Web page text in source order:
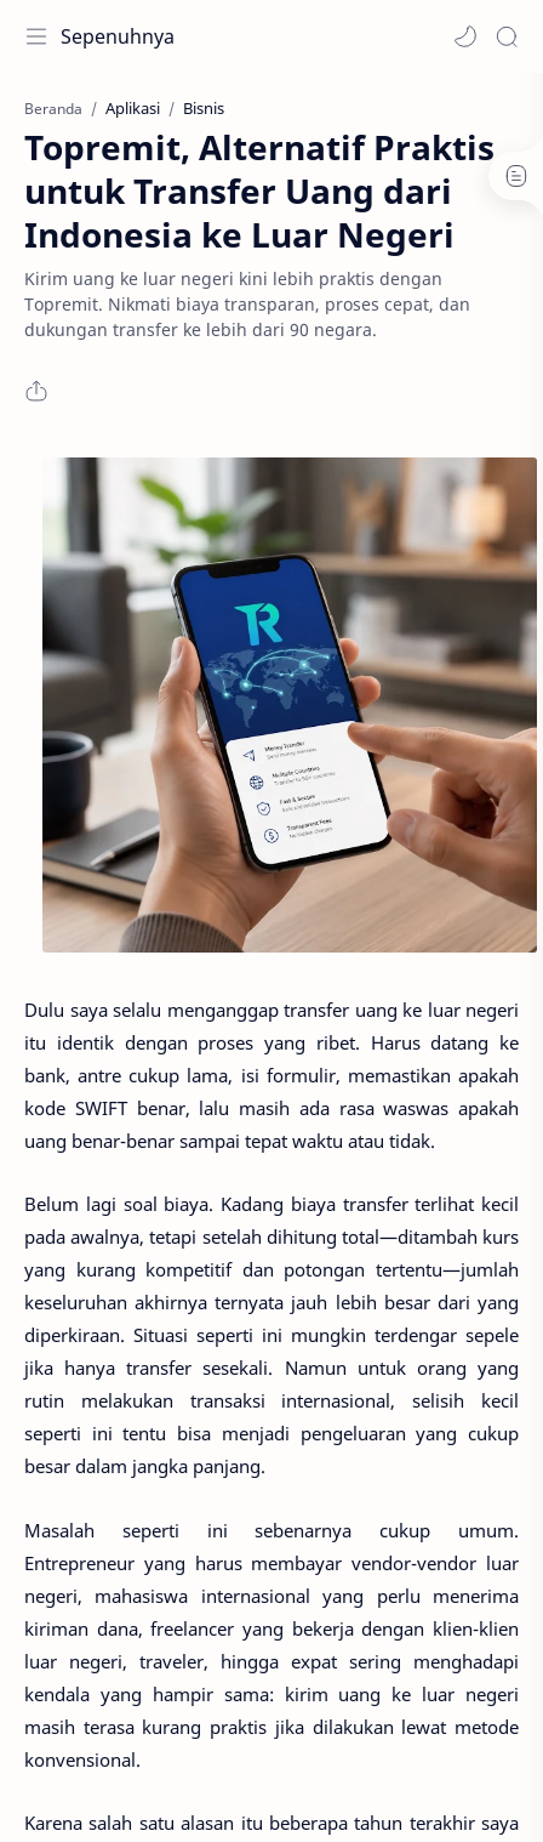
Sepenuhnya
Beranda Aplikasi Bisnis
Topremit, Alternatif Praktis
untuk Transfer Uang dari
Indonesia ke Luar Negeri
Kirim uang ke luar negeri kini lebih praktis dengan
Topremit. Nikmati biaya transparan, proses cepat, dan
dukungan transfer ke lebih dari 90 negara.
Dulu saya selalu menganggap transfer uang ke luar negeri
itu identik dengan proses yang ribet. Harus datang ke
bank, antre cukup lama, isi formulir, memastikan apakah
kode SWIFT benar, lalu masih ada rasa waswas apakah
uang benar-benar sampai tepat waktu atau tidak.
Belum lagi soal biaya. Kadang biaya transfer terlihat kecil
pada awalnya, tetapi setelah dihitung total—ditambah kurs
yang kurang kompetitif dan potongan tertentu—jumlah
keseluruhan akhirnya ternyata jauh lebih besar dari yang
diperkiraan. Situasi seperti ini mungkin terdengar sepele
jika hanya transfer sesekali. Namun untuk orang yang
rutin melakukan transaksi internasional, selisih kecil
seperti ini tentu bisa menjadi pengeluaran yang cukup
besar dalam jangka panjang.
Masalah seperti ini sebenarnya cukup umum.
Entrepreneur yang harus membayar vendor-vendor luar
negeri, mahasiswa internasional yang perlu menerima
kiriman dana, freelancer yang bekerja dengan klien-klien
luar negeri, traveler, hingga expat sering menghadapi
kendala yang hampir sama: kirim uang ke luar negeri
masih terasa kurang praktis jika dilakukan lewat metode
konvensional.
Karena salah satu alasan itu beberapa tahun terakhir saya